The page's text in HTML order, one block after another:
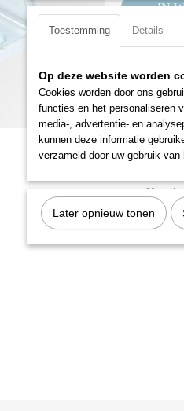
IN
Productcode
EAN code
Productcode
Netto gewicht
Accessoire
Toestemming Details
Op deze website worden
Cookies worden door ons
functies en het personaliseren
media-, advertentie- en
kunnen deze informatie
verzameld door uw gebruik
Later opnieuw tonen